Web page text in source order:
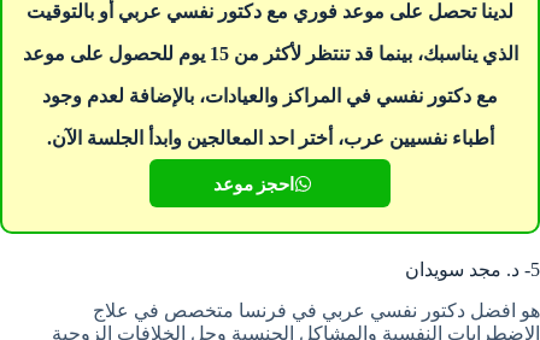
لدينا تحصل على موعد فوري مع دكتور نفسي عربي أو بالتوقيت
الذي يناسبك، بينما قد تنتظر لأكثر من 15 يوم للحصول على موعد
مع دكتور نفسي في المراكز والعيادات، بالإضافة لعدم وجود
أطباء نفسيين عرب، أختر احد المعالجين وابدأ الجلسة الآن.
احجز موعد
5- د. مجد سويدان
هو افضل دكتور نفسي عربي في فرنسا متخصص في علاج
الاضطرابات النفسية والمشاكل الجنسية وحل الخلافات الزوجية